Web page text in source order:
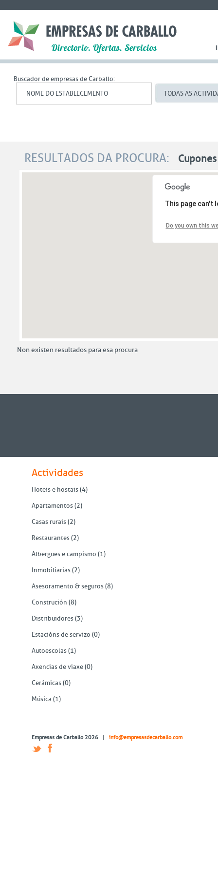
Buscador de empresas de Carballo:
TODAS AS
casa ,calzados rodriguez trillo notario , anyra
RESULTADOS DA PROCURA:
This page can't
Do you own this
Non existen resultados para esa procura
Actividades
Hoteis e hostais (4)
Apartamentos (2)
Casas rurais (2)
Restaurantes (2)
Albergues e campismo (1)
Inmobiliarias (2)
Asesoramento & seguros (8)
Construción (8)
Distribuidores (3)
Estacións de servizo (0)
Autoescolas (1)
Axencias de viaxe (0)
Cerámicas (0)
Música (1)
Empresas de Carballo 2026 | info@empresasdecarballo.com